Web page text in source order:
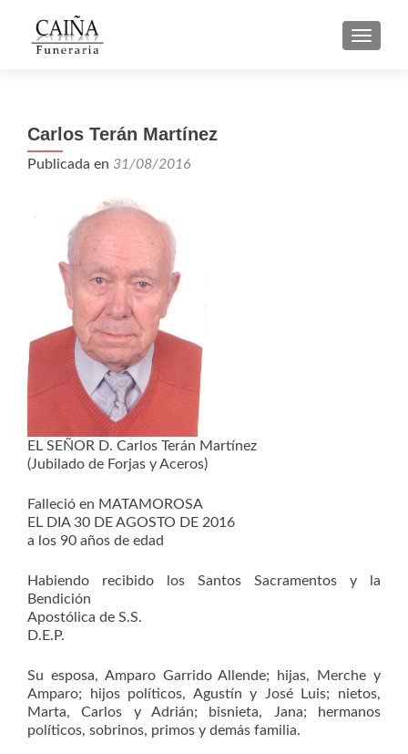
Carlos Terán Martínez
Publicada en 31/08/2016
EL SEÑOR D. Carlos Terán Martínez
(Jubilado de Forjas y Aceros)
Falleció en MATAMOROSA
EL DIA 30 DE AGOSTO DE 2016
a los 90 años de edad
Habiendo recibido los Santos Sacramentos y la
Bendición
Apostólica de S.S.
D.E.P.
Su esposa, Amparo Garrido Allende; hijas, Merche y
Amparo; hijos políticos, Agustín y José Luis; nietos,
Marta, Carlos y Adrián; bisnieta, Jana; hermanos
políticos, sobrinos, primos y demás familia.